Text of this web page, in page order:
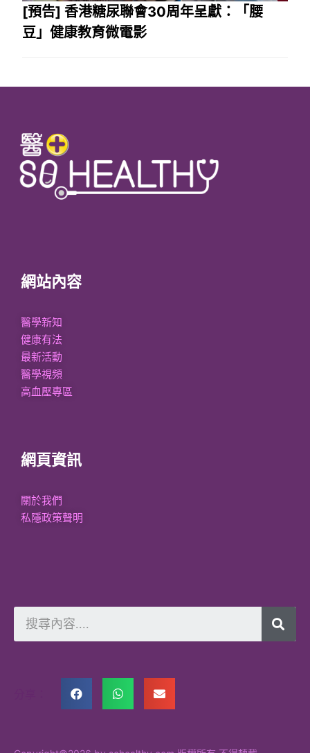
[預告] 香港糖尿聯會30周年呈獻：「腰
豆」健康教育微電影
網站內容
醫學新知
健康有法
最新活動
醫學視頻
高血壓專區
網頁資訊
關於我們
私隱政策聲明